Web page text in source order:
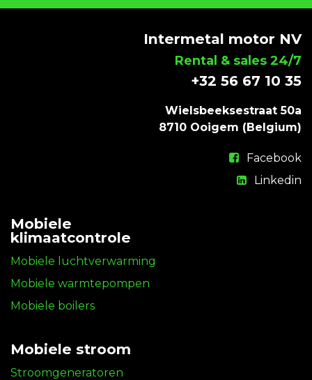
Intermetal motor NV
Rental & sales 24/7
+32 56 67 10 35
Wielsbeeksestraat 50a
8710 Ooigem (Belgium)
Facebook
Linkedin
Mobiele
klimaatcontrole
Mobiele luchtverwarming
Mobiele warmtepompen
Mobiele boilers
Mobiele stroom
Stroomgeneratoren